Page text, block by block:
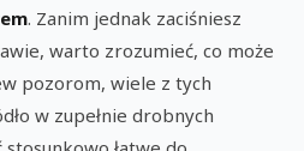
. Zanim jednak zaciśniesz
warto zrozumieć, co może
pozorom, wiele z tych
w zupełnie drobnych